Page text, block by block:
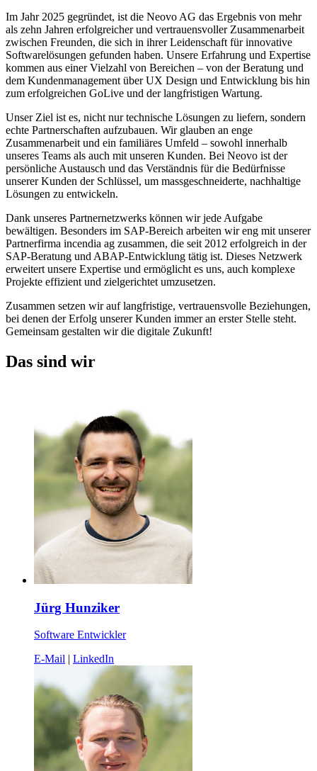
Im Jahr 2025 gegründet, ist die Neovo AG das Ergebnis von mehr
als zehn Jahren erfolgreicher und vertrauensvoller Zusammenarbeit
zwischen Freunden, die sich in ihrer Leidenschaft für innovative
Softwarelösungen gefunden haben. Unsere Erfahrung und Expertise
kommen aus einer Vielzahl von Bereichen – von der Beratung und
dem Kundenmanagement über UX Design und Entwicklung bis hin
zum erfolgreichen GoLive und der langfristigen Wartung.
Unser Ziel ist es, nicht nur technische Lösungen zu liefern, sondern
echte Partnerschaften aufzubauen. Wir glauben an enge
Zusammenarbeit und ein familiäres Umfeld – sowohl innerhalb
unseres Teams als auch mit unseren Kunden. Bei Neovo ist der
persönliche Austausch und das Verständnis für die Bedürfnisse
unserer Kunden der Schlüssel, um massgeschneiderte, nachhaltige
Lösungen zu entwickeln.
Dank unseres Partnernetzwerks können wir jede Aufgabe
bewältigen. Besonders im SAP-Bereich arbeiten wir eng mit unserer
Partnerfirma incendia ag zusammen, die seit 2012 erfolgreich in der
SAP-Beratung und ABAP-Entwicklung tätig ist. Dieses Netzwerk
erweitert unsere Expertise und ermöglicht es uns, auch komplexe
Projekte effizient und zielgerichtet umzusetzen.
Zusammen setzen wir auf langfristige, vertrauensvolle Beziehungen,
bei denen der Erfolg unserer Kunden immer an erster Stelle steht.
Gemeinsam gestalten wir die digitale Zukunft!
Das sind wir
Jürg Hunziker
Software Entwickler
E-Mail | LinkedIn